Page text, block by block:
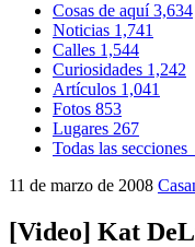
Cosas de aquí3,634
Noticias 1,741
Calles 1,544
Curiosidades 1,242
Artículos 1,041
Fotos 853
Lugares 267
Todas las
11 de marzo de 2008
[Video] Kat